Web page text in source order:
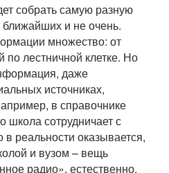
собрать самую разную
и не очень.
множество: от
по лестничной клетке. Но
даже
источниках,
в справочнике
школа сотрудничает с
реальности оказывается,
и вузом – вещь
радио», естественно,